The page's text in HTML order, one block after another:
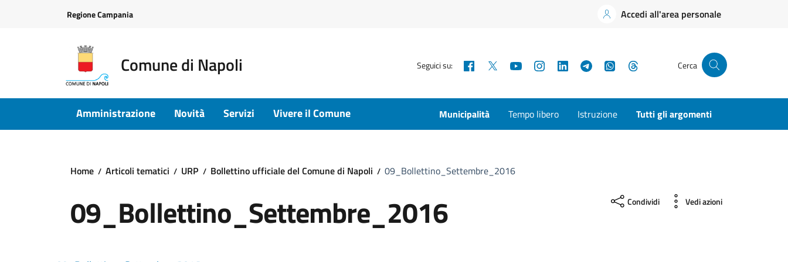
Regione Campania Accedi all'area personale
Comune di Napoli Seguici su: Facebook YouTubeInstagramLinkedInTelegramWhatsApp Cerca
Amministrazione Novità Servizi Vivere il Comune Municipalità Tempo libero Istruzione Tutti gli argomenti
Home Articoli tematici URP Bollettino ufficiale del Comune di Napoli 09_Bollettino_Settembre_2016
09_Bollettino_Settembre_2016 Condividi Vedi azioni